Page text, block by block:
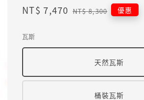
Sale
NT$ 7,470 Regular
NT$ 8,300 優惠
瓦斯
天然瓦斯
桶裝瓦斯